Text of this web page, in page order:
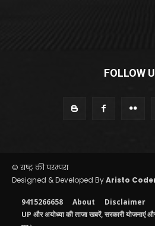
FOLLOW
© राष्ट्र की परम्परा
Designed & Developed ByAristo
9415266658 About Disclaimer
UP और अयोध्या की ताजा खबरें, सरकारी योजनाएं